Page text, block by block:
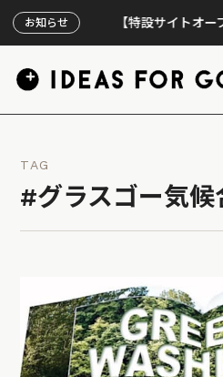
お知らせ【特設サイトオープン】映
TAG
#グラスゴー気候